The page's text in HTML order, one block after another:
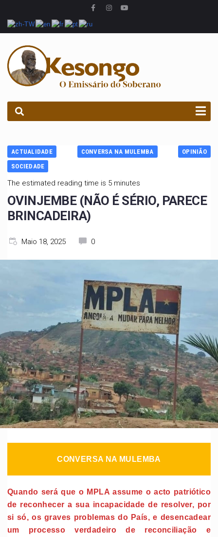
ACTUALIDADE CONVERSA NA MULEMBA
OPINIÃO
SOCIEDADE
The estimated reading time is 5 minutes
OVINJEMBE (NÃO É SÉRIO, PARECE
BRINCADEIRA)
Maio 18, 2025 0
CONVERSA NA MULEMBA
Quando será que o MPLA assume o acto patriótico
de reconhecer a sua incapacidade de resolver, por
si só, os graves problemas do País, e desencadear
um processo verdadeiro de reconciliação e
PROCURAR